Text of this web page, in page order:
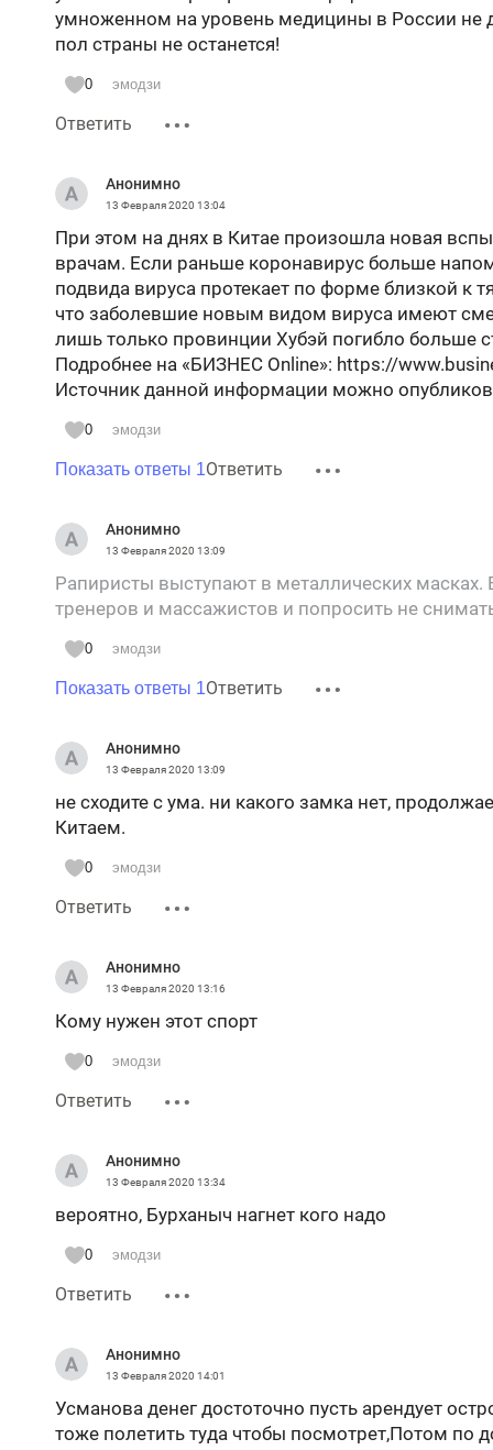
умноженном на уровень медицины в России не
пол страны не останется!
0 эмодзи
Ответить
Анонимно
13 Февраля 2020 13:04
При этом на днях в Китае произошла новая
врачам. Если раньше коронавирус больше
подвида вируса протекает по форме близкой к
что заболевшие новым видом вируса имеют
лишь только провинции Хубэй погибло больше
Подробнее на «БИЗНЕС Online»: https://
Источник данной информации можно
0 эмодзи
Показать ответы 1Ответить
Анонимно
13 Февраля 2020 13:09
Рапиристы выступают в металлических масках.
тренеров и массажистов и попросить не
0 эмодзи
Показать ответы 1Ответить
Анонимно
13 Февраля 2020 13:09
не сходите с ума. ни какого замка нет,
Китаем.
0 эмодзи
Ответить
Анонимно
13 Февраля 2020 13:16
Кому нужен этот спорт
0 эмодзи
Ответить
Анонимно
13 Февраля 2020 13:34
вероятно, Бурханыч нагнет кого надо
0 эмодзи
Ответить
Анонимно
13 Февраля 2020 14:01
Усманова денег достоточно пусть арендует
тоже полетить туда чтобы посмотрет,Потом по